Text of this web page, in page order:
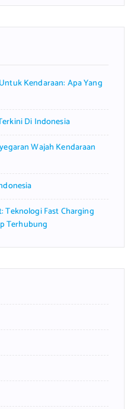
Kendaraan: Apa Yang
Di Indonesia
Wajah Kendaraan
Teknologi Fast Charging
Terhubung